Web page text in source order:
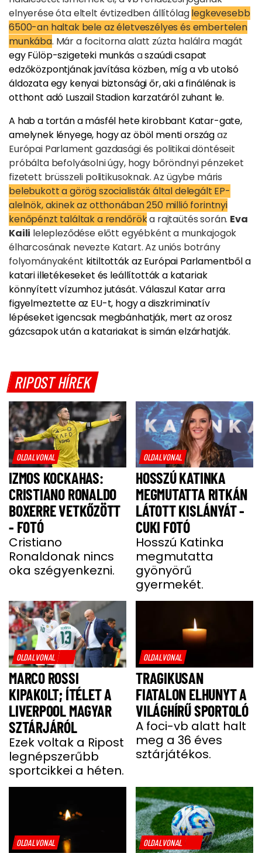
elnyerése óta eltelt évtizedben állítólaglegkevesebb
6500-an haltak bele az életveszélyes és embertelen
munkába. Már a focitorna alatt zúzta halálra magát
egy Fülöp-szigeteki munkásaszaúdi csapat
edzőközpontjának javítása közben, míg a vb utolsó
áldozata egy kenyai biztonsági őr, aki a finálénak is
otthont adó Luszail Stadion karzatáról zuhant le.
A hab a tortán a másfél hete kirobbant Katar-gate,
amelynek lényege, hogy az öböl menti országaz
Európai Parlament gazdasági és politikai döntéseit
próbálta befolyásolni úgy, hogy bőröndnyi pénzeket
fizetett brüsszeli politikusoknak. Az ügybe máris
belebukott a görög szocialisták által delegált EP-
alelnök, akinek az otthonában 250 millió forintnyi
kenőpénzt találtak a rendőröka rajtaütés során. Eva
Kaili lelepleződése előtt egyébkénta munkajogok
élharcosának nevezte Katart. Az uniós botrány
folyományaként kitiltották az Európai Parlamentből a
katari illetékeseket és leállították a katariak
könnyített vízumhoz jutását. Válaszul Katar arra
figyelmeztette az EU-t, hogy a diszkriminatív
lépéseket igencsak megbánhatják, mert az orosz
gázcsapok után a katariakat is simán elzárhatják.
RIPOST HÍREK
OLDALVONAL
IZMOS KOCKAHAS:
CRISTIANO RONALDO
BOXERRE VETKŐZÖTT
- FOTÓ
Cristiano
Ronaldonak nincs
oka szégyenkezni.
OLDALVONAL
HOSSZÚ KATINKA
MEGMUTATTA RITKÁN
LÁTOTT KISLÁNYÁT -
CUKI FOTÓ
Hosszú Katinka
megmutatta
gyönyörű
gyermekét.
OLDALVONAL
MARCO ROSSI
KIPAKOLT; ÍTÉLET A
LIVERPOOL MAGYAR
SZTÁRJÁRÓL
Ezek voltak a Ripost
legnépszerűbb
sportcikkei a héten.
OLDALVONAL
TRAGIKUSAN
FIATALON ELHUNYT A
VILÁGHÍRŰ SPORTOLÓ
A foci-vb alatt halt
meg a 36 éves
sztárjátékos.
OLDALVONAL OLDALVONAL